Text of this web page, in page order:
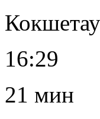
Кокшетау
16:29
21 мин